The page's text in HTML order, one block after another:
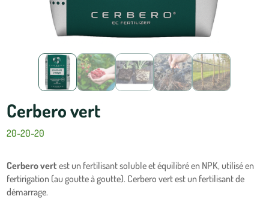
Cerbero vert
20-20-20
Cerbero vert est un fertilisant soluble et équilibré en NPK, utilisé en
fertirigation (au goutte à goutte). Cerbero vert est un fertilisant de
démarrage.